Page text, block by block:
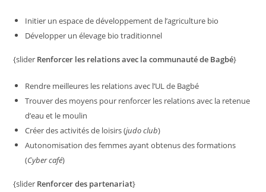
Initier un espace de développement de l’agriculture bio
Développer un élevage bio traditionnel
{slider Renforcer les relations avec la communauté de Bagbé}
Rendre meilleures les relations avec l’UL de Bagbé
Trouver des moyens pour renforcer les relations avec la retenue
d’eau et le moulin
Créer des activités de loisirs (judo club)
Autonomisation des femmes ayant obtenus des formations
(Cyber café)
{slider Renforcer des partenariat}